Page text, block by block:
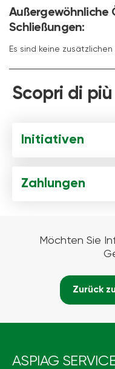
Außergewöhnliche
Schließungen:
Es sind keine
Scopri di
Initiativen
Zahlungen
Möchten Sie
Zurück
ASPIAG